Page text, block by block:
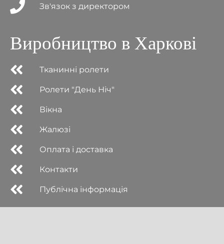
Зв'язок з директором
Виробництво в Харкові
Тканинні ролети
Ролети "День Ніч"
Вікна
Жалюзі
Оплата і доставка
Контакти
Публічна інформація